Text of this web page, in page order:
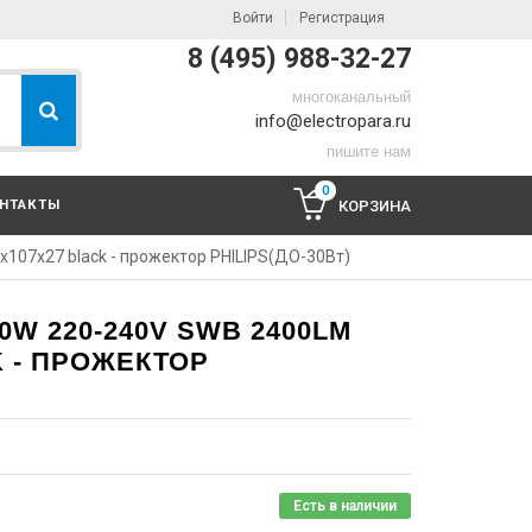
Войти Регистрация
8 (495) 988-32-27
многоканальный
info@electropara.ru
пишите нам
0
КОРЗИНА
black - прожектор PHILIPS(ДО-30Вт)
220-240V SWB 2400LM
- ПРОЖЕКТОР
Есть в наличии